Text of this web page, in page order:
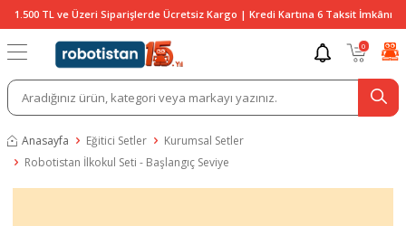
1.500 TL ve Üzeri Siparişlerde Ücretsiz Kargo | Kredi Kartına 6 Taksit İmkânı
0
Anasayfa Eğitici Setler
Kurumsal Setler
Robotistan İlkokul Seti - Başlangıç Seviye